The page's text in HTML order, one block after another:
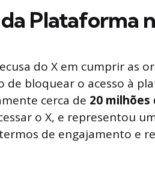
Plataforma
do X em cumprir as
de bloquear o acesso à
cerca de 20 milhões
o X, e representou
de engajamento e